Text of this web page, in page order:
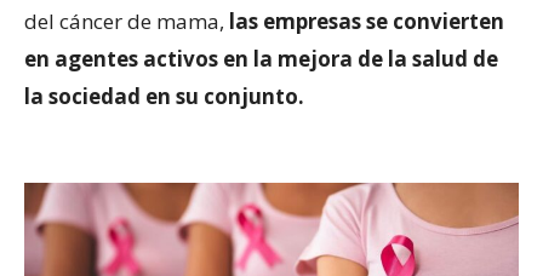
del cáncer de mama, las empresas se convierten
en agentes activos en la mejora de la salud de
la sociedad en su conjunto.